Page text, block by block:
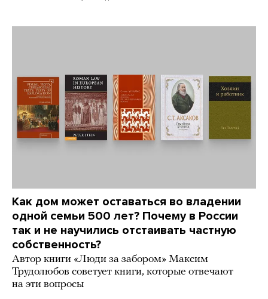
Как дом может оставаться во владении
одной семьи 500 лет? Почему в России
так и не научились отстаивать частную
собственность?
Автор книги «Люди за забором» Максим
Трудолюбов советует книги, которые отвечают
на эти вопросы